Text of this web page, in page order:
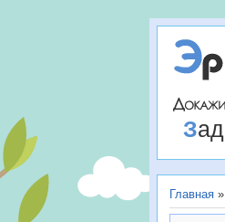
Главная »